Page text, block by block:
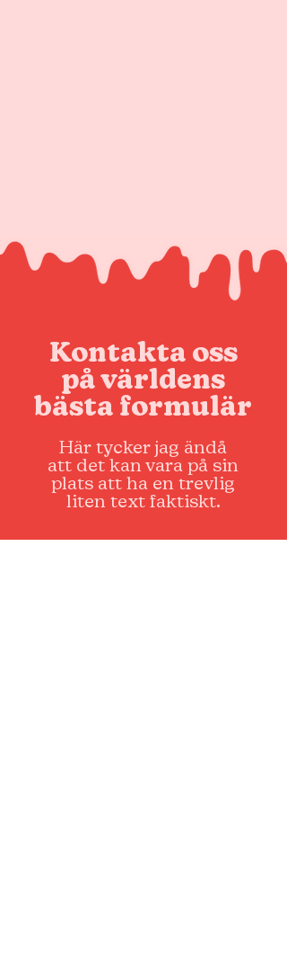
Kontakta oss
på världens
bästa formulär
Här tycker jag ändå
att det kan vara på sin
plats att ha en trevlig
liten text faktiskt.